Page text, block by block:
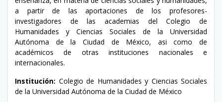
a partir de las aportaciones de los profesores-
investigadores de las academias del Colegio de
Humanidades y Ciencias Sociales de la Universidad
Autónoma de la Ciudad de México, asi como de
académicos de otras instituciones nacionales e
internacionales.
Institución: Colegio de Humanidades y Ciencias Sociales
de la Universidad Autónoma de la Ciudad de México